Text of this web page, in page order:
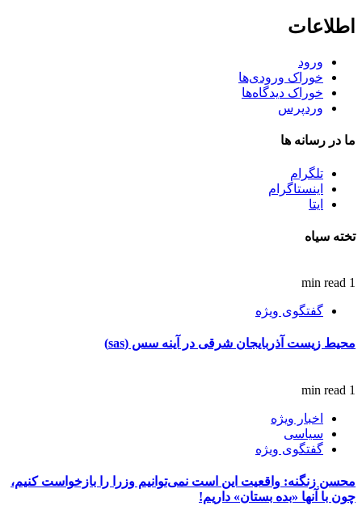
اطلاعات
ورود
خوراک ورودی‌ها
خوراک دیدگاه‌ها
وردپرس
ما در رسانه ها
تلگرام
اینستاگرام
ایتا
تخته سیاه
1 min read
گفتگوی ویژه
محیط زیست آذربایجان شرقی در آینه سس (sas)
1 min read
اخبار ویژه
سیاسی
گفتگوی ویژه
محسن زنگنه: واقعیت این است نمی‌توانیم وزرا را بازخواست کنیم،
چون با آنها «بده بستان» داریم!